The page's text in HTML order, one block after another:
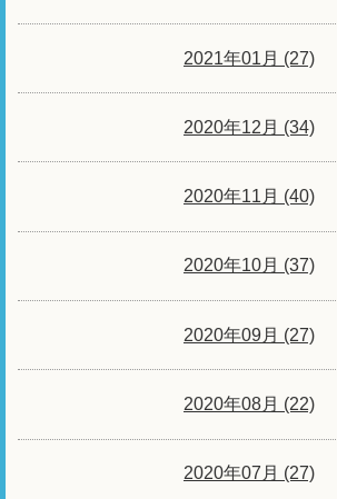
2021年01月 (27)
2020年12月 (34)
2020年11月 (40)
2020年10月 (37)
2020年09月 (27)
2020年08月 (22)
2020年07月 (27)